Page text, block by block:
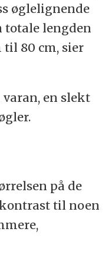
øglelignende
totale lengden
80 cm, sier
en slekt
på de
til noen